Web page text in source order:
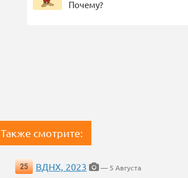
Почему?
Также смотрите:
25 ВДНХ, 2023
— 5 Августа